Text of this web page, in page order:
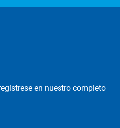
en nuestro completo